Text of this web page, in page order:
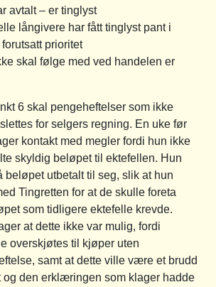
avtalt – er tinglyst
långivere har fått tinglyst pant i
prioritet
skal følge med ved handelen er
6 skal pengeheftelser som ikke
for selgers regning. En uke før
kontakt med megler fordi hun ikke
skyldig beløpet til ektefellen. Hun
beløpet utbetalt til seg, slik at hun
Tingretten for at de skulle foreta
som tidligere ektefelle krevde.
at dette ikke var mulig, fordi
overskjøtes til kjøper uten
samt at dette ville være et brudd
og den erklæringen som klager hadde